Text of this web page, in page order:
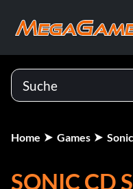
Home Games
SONIC CD